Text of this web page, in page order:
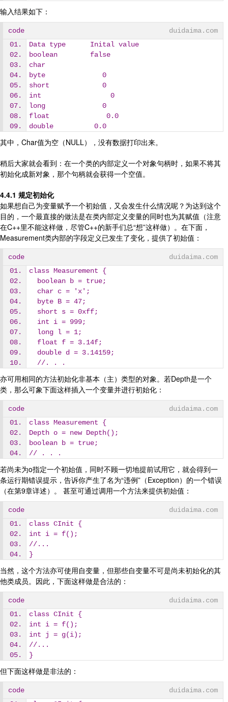
输入结果如下：
code
duidaima.com
Data type      Inital value
boolean        false
char
byte              0
short             0
int                 0
long              0
float              0.0
double          0.0
其中，Char值为空（NULL），没有数据打印出来。
稍后大家就会看到：在一个类的内部定义一个对象句柄时，如果不将其
初始化成新对象，那个句柄就会获得一个空值。
4.4.1 规定初始化
如果想自己为变量赋予一个初始值，又会发生什么情况呢？为达到这个
目的，一个最直接的做法是在类内部定义变量的同时也为其赋值（注意
在C++里不能这样做，尽管C++的新手们总“想”这样做）。在下面，
Measurement类内部的字段定义已发生了变化，提供了初始值：
code
duidaima.com
class Measurement {
  boolean b = true;
  char c = 'x';
  byte B = 47;
  short s = 0xff;
  int i = 999;
  long l = 1;
  float f = 3.14f;
  double d = 3.14159;
  //. . .
亦可用相同的方法初始化非基本（主）类型的对象。若Depth是一个
类，那么可象下面这样插入一个变量并进行初始化：
code
duidaima.com
class Measurement {
Depth o = new Depth();
boolean b = true;
// . . .
若尚未为o指定一个初始值，同时不顾一切地提前试用它，就会得到一
条运行期错误提示，告诉你产生了名为“违例”（Exception）的一个错误
（在第9章详述）。 甚至可通过调用一个方法来提供初始值：
code
duidaima.com
class CInit {
int i = f();
//...
}
当然，这个方法亦可使用自变量，但那些自变量不可是尚未初始化的其
他类成员。因此，下面这样做是合法的：
code
duidaima.com
class CInit {
int i = f();
int j = g(i);
//...
}
但下面这样做是非法的：
code
duidaima.com